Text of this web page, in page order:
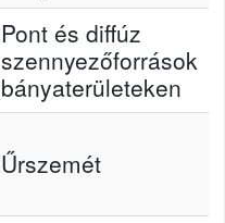
Pont és diffúz
szennyezőforrások
bányaterületeken
Űrszemét